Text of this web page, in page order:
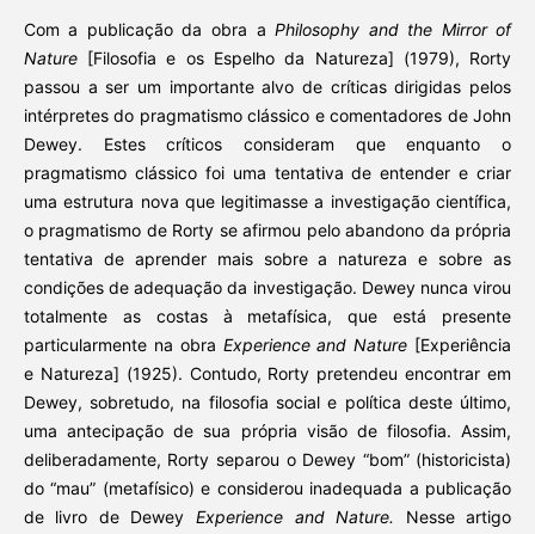
Com a publicação da obra a Philosophy and the Mirror of
Nature[Filosofia e os Espelho da Natureza] (1979), Rorty
passou a ser um importante alvo de críticas dirigidas pelos
intérpretes do pragmatismo clássico e comentadores de John
Dewey. Estes críticos consideram que enquanto o
pragmatismo clássico foi uma tentativa de entender e criar
uma estrutura nova que legitimasse a investigação científica,
o pragmatismo de Rorty se afirmou pelo abandono da própria
tentativa de aprender mais sobre a natureza e sobre as
condições de adequação da investigação. Dewey nunca virou
totalmente as costas à metafísica, que está presente
particularmente na obra Experience and Nature [Experiência
e Natureza] (1925). Contudo, Rorty pretendeu encontrar em
Dewey, sobretudo, na filosofia social e política deste último,
uma antecipação de sua própria visão de filosofia. Assim,
deliberadamente, Rorty separou o Dewey “bom” (historicista)
do “mau” (metafísico) e considerou inadequada a publicação
de livro de Dewey Experience and Nature. Nesse artigo